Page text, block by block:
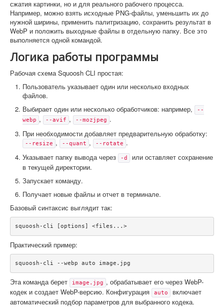
сжатия картинки, но и для реального рабочего процесса.
Например, можно взять исходные PNG-файлы, уменьшить их до
нужной ширины, применить палитризацию, сохранить результат в
WebP и положить выходные файлы в отдельную папку. Все это
выполняется одной командой.
Логика работы программы
Рабочая схема Squoosh CLI простая:
Пользователь указывает один или несколько входных
файлов.
Выбирает один или несколько обработчиков: например,
--
webp , --avif , --mozjpeg .
При необходимости добавляет предварительную обработку:
--resize , --quant , --rotate .
Указывает папку вывода через
-d
или оставляет сохранение
в текущей директории.
Запускает команду.
Получает новые файлы и отчет в терминале.
Базовый синтаксис выглядит так:
squoosh-cli [options] <files...>
Практический пример:
squoosh-cli --webp auto image.jpg
Эта команда берет image.jpg , обрабатывает его через WebP-
кодек и создает WebP-версию. Конфигурация
auto
включает
автоматический подбор параметров для выбранного кодека.